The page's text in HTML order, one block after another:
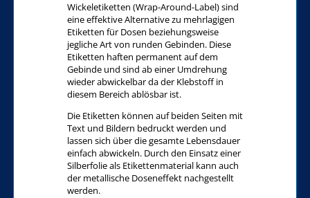
Wickeletiketten (Wrap-Around-Label) sind
eine effektive Alternative zu mehrlagigen
Etiketten für Dosen beziehungsweise
jegliche Art von runden Gebinden. Diese
Etiketten haften permanent auf dem
Gebinde und sind ab einer Umdrehung
wieder abwickelbar da der Klebstoff in
diesem Bereich ablösbar ist.
Die Etiketten können auf beiden Seiten mit
Text und Bildern bedruckt werden und
lassen sich über die gesamte Lebensdauer
einfach abwickeln. Durch den Einsatz einer
Silberfolie als Etikettenmaterial kann auch
der metallische Doseneffekt nachgestellt
werden.